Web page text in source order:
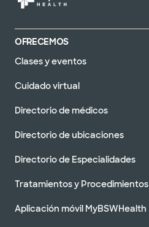
OFRECEMOS
Clases y eventos
Cuidado virtual
Directorio de médicos
Directorio de ubicaciones
Directorio de Especialidades
Tratamientos y Procedimientos
Aplicación móvil MyBSWHealth